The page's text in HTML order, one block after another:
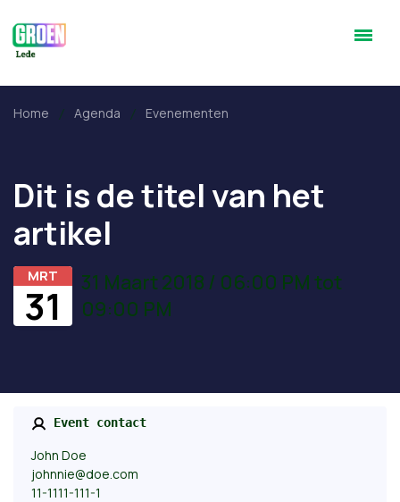
Home Agenda Evenementen
Dit is de titel van het
artikel
MRT
31
31 Maart 2018 / 06:00 PM tot
09:00 PM
Event contact
John Doe
johnnie@doe.com
11-1111-111-1